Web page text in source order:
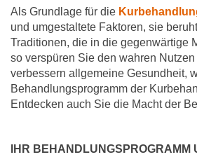
Als Grundlage für die
und umgestaltete Faktoren, sie
Traditionen, die in die gegenwärtige
so verspüren Sie den wahren
verbessern allgemeine Gesundheit,
Behandlungsprogramm der
Entdecken auch Sie die Macht der
IHR BEHANDLUNGSPROGRAMM